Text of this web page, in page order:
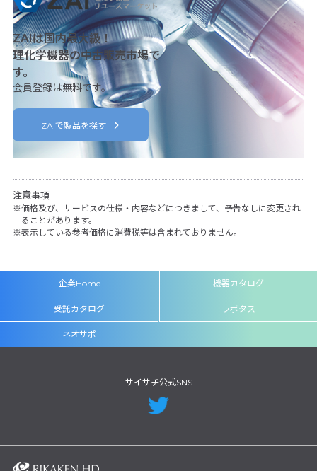
ZAIは国内最大級！
理化学機器の中古販売市場で
す。
会員登録は無料です。
ZAIで製品を探す
注意事項
価格及び、サービスの仕様・内容などにつきまして、予告なしに変更され
ることがあります。
表示している参考価格に消費税等は含まれておりません。
企業Home 機器カタログ
受託カタログ ラボタス
ネオサポ
サイサチ公式SNS